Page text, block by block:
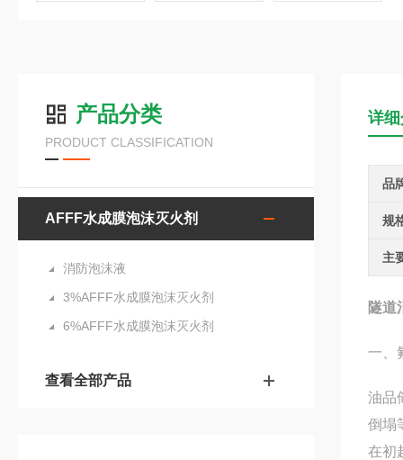
产品分类
PRODUCT CLASSIFICATION
AFFF水成膜泡沫灭火剂
消防泡沫液
3%AFFF水成膜泡沫灭火剂
6%AFFF水成膜泡沫灭火剂
查看全部产品
详
品
规
主
隧道
一、
油品
倒塌
在初